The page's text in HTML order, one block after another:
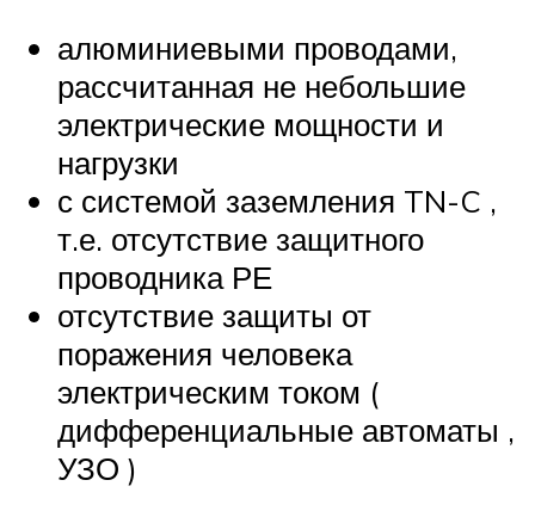
алюминиевыми проводами,
рассчитанная не небольшие
электрические мощности и
нагрузки
с системой заземления TN-C ,
т.е. отсутствие защитного
проводника РЕ
отсутствие защиты от
поражения человека
электрическим током (
дифференциальные автоматы ,
УЗО )